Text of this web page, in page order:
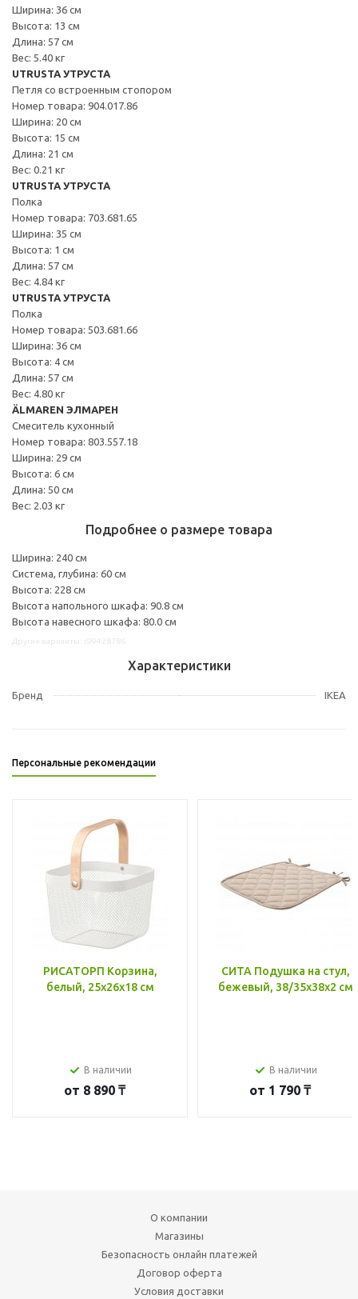
Ширина: 36 см
Высота: 13 см
Длина: 57 см
Вес: 5.40 кг
UTRUSTA УТРУСТА
Петля со встроенным стопором
Номер товара: 904.017.86
Ширина: 20 см
Высота: 15 см
Длина: 21 см
Вес: 0.21 кг
UTRUSTA УТРУСТА
Полка
Номер товара: 703.681.65
Ширина: 35 см
Высота: 1 см
Длина: 57 см
Вес: 4.84 кг
UTRUSTA УТРУСТА
Полка
Номер товара: 503.681.66
Ширина: 36 см
Высота: 4 см
Длина: 57 см
Вес: 4.80 кг
ÄLMAREN ЭЛМАРЕН
Смеситель кухонный
Номер товара: 803.557.18
Ширина: 29 см
Высота: 6 см
Длина: 50 см
Вес: 2.03 кг
Подробнее о размере товара
Ширина: 240 см
Система, глубина: 60 см
Высота: 228 см
Высота напольного шкафа: 90.8 см
Высота навесного шкафа: 80.0 см
Характеристики
Бренд IKEA
Персональные рекомендации
РИСАТОРП Корзина,
белый, 25x26x18 см
В наличии
от 8 890 ₸
СИТА Подушка на стул,
бежевый, 38/35x38x2 см
В наличии
от 1 790 ₸
О компании
Магазины
Безопасность онлайн платежей
Договор оферта
Условия доставки